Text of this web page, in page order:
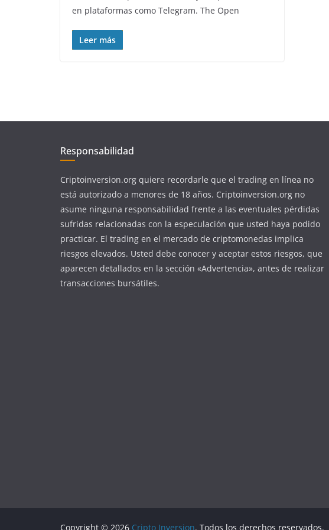
en plataformas como Telegram. The Open
Leer más
Responsabilidad
Criptoinversion.org quiere recordarle que el trading en línea no
está autorizado a menores de 18 años. Criptoinversion.org no
asume ninguna responsabilidad frente a las eventuales pérdidas
sufridas relacionadas con la especulación que usted haya podido
practicar. El trading en el mercado de criptomonedas implica
riesgos elevados. Usted debe conocer y aceptar estos riesgos, que
aparecen detallados en la sección «Advertencia», antes de realizar
transacciones bursátiles.
Copyright © 2026 Cripto Inversion. Todos los derechos reservados.